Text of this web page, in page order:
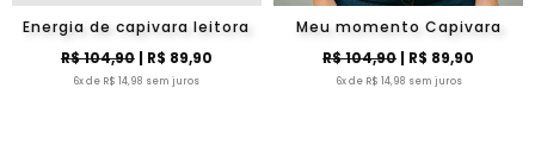
Energia de capivara leitora
R$ 104,90| R$ 89,90
6x de R$ 14,98 sem juros
Meu momento Capivara
R$ 104,90| R$ 89,90
6x de R$ 14,98 sem juros